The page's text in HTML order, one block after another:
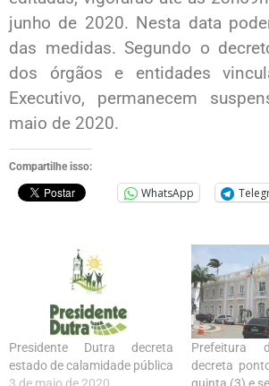
junho de 2020. Nesta data
das medidas. Segundo o
dos órgãos e entidades
Executivo, permanecem
maio de 2020.
Compartilhe isso:
WhatsApp
Presidente Dutra decreta
estado de calamidade pública
Prefeitura
decreta